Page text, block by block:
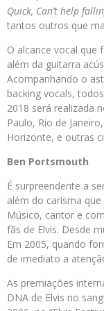
Quick, Can’t help
tantos outros que
O alcance vocal que
além da guitarra
Acompanhando o
backing vocals,
2018 será realizada
Paulo, Rio de
Horizonte, e outras
Ben Portsmouth
É surpreendente a
além do carisma
Músico, cantor e
fãs de Elvis. Desde
Em 2005, quando
de imediato a
As premiações
DNA de Elvis no